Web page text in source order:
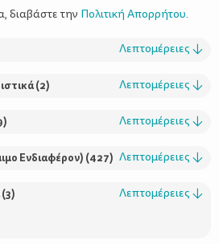
Σύνδεσμοι
το ΔΕΛΤΑ moms
διαβάστε την Πολιτική Απορρήτου.
Λεπτομέρειες ↓
(2) Λεπτομέρειες ↓
) Λεπτομέρειες ↓
Ενδιαφέρον) (427) Λεπτομέρειες ↓
(3) Λεπτομέρειες ↓